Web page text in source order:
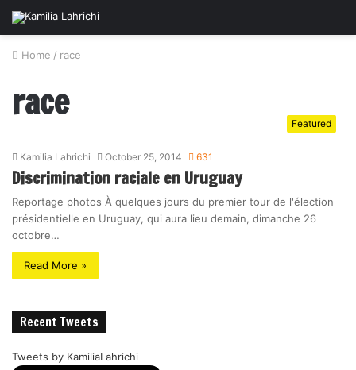
Home / race
race Featured
Kamilia Lahrichi October 25, 2014 631
Discrimination raciale en Uruguay
Reportage photos À quelques jours du premier tour de l'élection
présidentielle en Uruguay, qui aura lieu demain, dimanche 26
octobre…
Read More »
Recent Tweets
Tweets by KamiliaLahrichi